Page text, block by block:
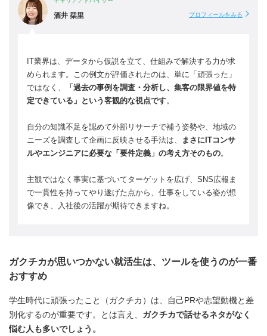
酒井 栞里 プロフィールをみる
IT業界は、データから仮説を立て、仕組みで解決する力が求
められます。この例文が評価されたのは、単に「頑張った」
ではなく、
「過去の事例を調査・分析し、集客の限界値を特
定できている」という客観的な視点です。
自分の知識不足を認めて外部リサーチで補う姿勢や、地域の
ニーズを調査して企画に反映させる手法は、
まさにITコンサ
ルやエンジニアに必要な「要件定義」の考え方そのもの。
主観ではなく事実に基づいてターゲットを広げ、SNS広報ま
で一貫性を持ってやり遂げた点から、仕事をしている姿が想
像でき、入社後の活躍が期待できますね。
ガクチカが思いつかない就活生は、ツールを使うのが一番
おすすめ
学生時代に頑張ったこと（ガクチカ）は、自己PRや志望動機と差
別化するのが重要です。とは言え、 ガクチカで話せるネタがなく
悩む人も多いでしょう。